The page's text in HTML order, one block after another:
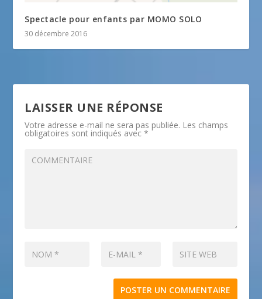
Spectacle pour enfants par MOMO SOLO
30 décembre 2016
LAISSER UNE RÉPONSE
Votre adresse e-mail ne sera pas publiée. Les champs
obligatoires sont indiqués avec*